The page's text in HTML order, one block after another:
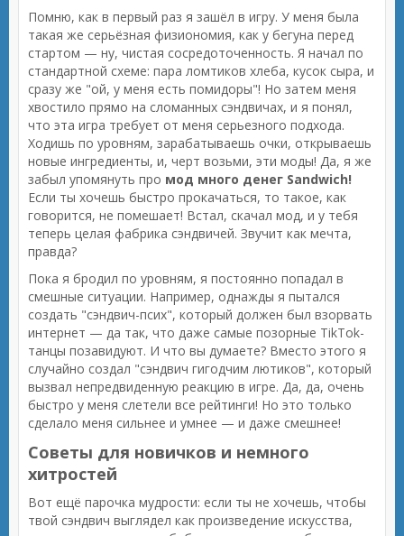
Помню, как в первый раз я зашёл в игру. У меня была
такая же серьёзная физиономия, как у бегуна перед
стартом — ну, чистая сосредоточенность. Я начал по
стандартной схеме: пара ломтиков хлеба, кусок сыра, и
сразу же "ой, у меня есть помидоры"! Но затем меня
хвостило прямо на сломанных сэндвичах, и я понял,
что эта игра требует от меня серьезного подхода.
Ходишь по уровням, зарабатываешь очки, открываешь
новые ингредиенты, и, черт возьми, эти моды! Да, я же
забыл упомянуть про мод много денег Sandwich!
Если ты хочешь быстро прокачаться, то такое, как
говорится, не помешает! Встал, скачал мод, и у тебя
теперь целая фабрика сэндвичей. Звучит как мечта,
правда?
Пока я бродил по уровням, я постоянно попадал в
смешные ситуации. Например, однажды я пытался
создать "сэндвич-псих", который должен был взорвать
интернет — да так, что даже самые позорные TikTok-
танцы позавидуют. И что вы думаете? Вместо этого я
случайно создал "сэндвич гигодчим лютиков", который
вызвал непредвиденную реакцию в игре. Да, да, очень
быстро у меня слетели все рейтинги! Но это только
сделало меня сильнее и умнее — и даже смешнее!
Советы для новичков и немного
хитростей
Вот ещё парочка мудрости: если ты не хочешь, чтобы
твой сэндвич выглядел как произведение искусства,